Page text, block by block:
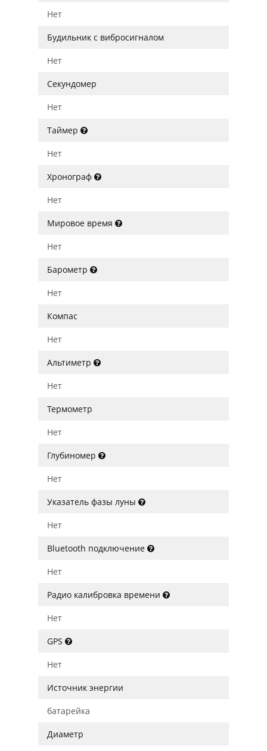
Нет
Будильник с вибросигналом
Нет
Секундомер
Нет
Таймер
Нет
Хронограф
Нет
Мировое время
Нет
Барометр
Нет
Компас
Нет
Альтиметр
Нет
Термометр
Нет
Глубиномер
Нет
Указатель фазы луны
Нет
Bluetooth подключение
Нет
Радио калибровка времени
Нет
GPS
Нет
Источник энергии
батарейка
Диаметр